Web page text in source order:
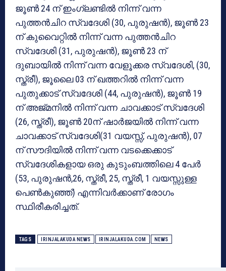
ജൂണ്‍ 24 ന് ഇംഗ്ലണ്ടില്‍ നിന്ന് വന്ന
പുത്തന്‍ചിറ സ്വദേശി (30, പുരുഷന്‍), ജൂണ്‍ 23
ന് കുവൈറ്റില്‍ നിന്ന് വന്ന പുത്തന്‍ചിറ
സ്വദേശി (31, പുരുഷന്‍), ജൂണ്‍ 23 ന്
ദുബായില്‍ നിന്ന് വന്ന വേളൂക്കര സ്വദേശി, (30,
സ്ത്രീ), ജൂലൈ 03 ന് ഖത്തറില്‍ നിന്ന് വന്ന
പുതുക്കാട് സ്വദേശി (44, പുരുഷന്‍), ജൂണ്‍ 19
ന് അജ്മനില്‍ നിന്ന് വന്ന ചാവക്കാട് സ്വദേശി
(26, സ്ത്രീ), ജൂണ്‍ 20ന് ഷാര്‍ജയില്‍ നിന്ന് വന്ന
ചാവക്കാട് സ്വദേശി(31 വയസ്സ്, പുരുഷന്‍), 07
ന് സൗദിയില്‍ നിന്ന് വന്ന വടക്കെക്കാട്
സ്വദേശികളായ ഒരു കുടുംബത്തിലെ 4 പേര്‍
(53, പുരുഷന്‍,26, സ്ത്രീ, 25, സ്ത്രീ, 1 വയസ്സുള്ള
പെണ്‍കുഞ്ഞ്) എന്നിവര്‍ക്കാണ് രോഗം
സ്ഥിരീകരിച്ചത്.
TAGS IRINJALAKUDA NEWS IRINJALAKUDA.COM NEWS